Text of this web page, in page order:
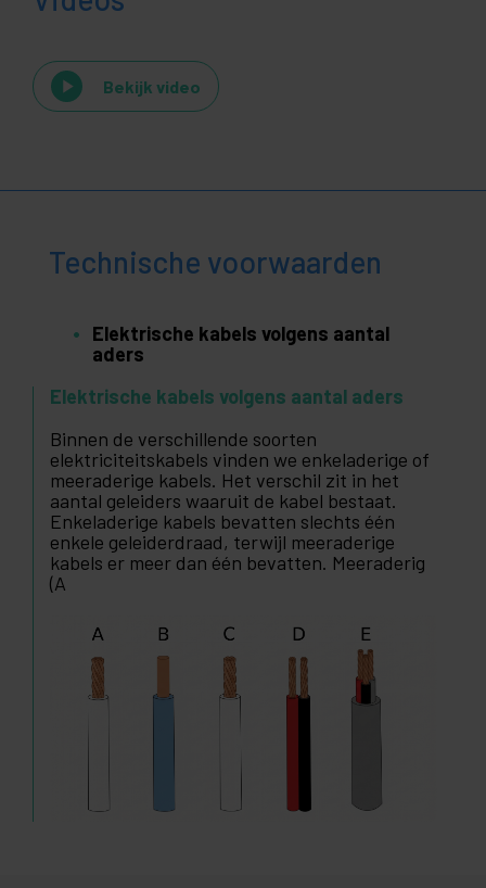
Bekijk video
Technische voorwaarden
Elektrische kabels volgens aantal
aders
Elektrische kabels volgens aantal aders
Binnen de verschillende soorten
elektriciteitskabels vinden we enkeladerige of
meeraderige kabels. Het verschil zit in het
aantal geleiders waaruit de kabel bestaat.
Enkeladerige kabels bevatten slechts één
enkele geleiderdraad, terwijl meeraderige
kabels er meer dan één bevatten. Meeraderig
(A